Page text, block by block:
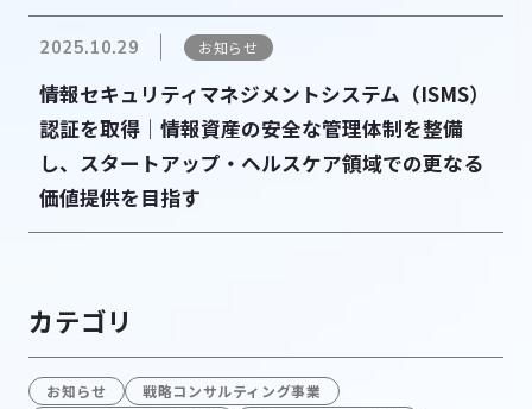
2025.10.29 お知らせ
情報セキュリティマネジメントシステム（ISMS）
認証を取得│情報資産の安全な管理体制を整備
し、スタートアップ・ヘルスケア領域での更なる
価値提供を目指す
カテゴリ
お知らせ
戦略コンサルティング事業